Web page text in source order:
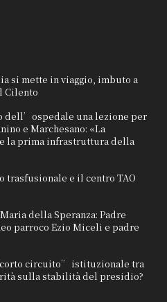
si mette in viaggio, imbuto a
Cilento
dell’ospedale una lezione per
e Marchesano: «La
la prima infrastruttura della
e il centro TAO
della Speranza: Padre
parroco Ezio Miceli e padre
circuito” istituzionale tra
sulla stabilità del presidio?